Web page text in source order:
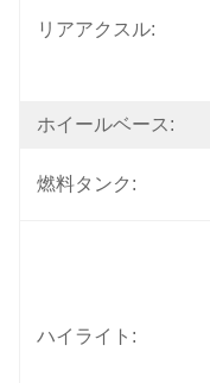
リアアクスル:
ホイールベース:
燃料タンク:
ハイライト: